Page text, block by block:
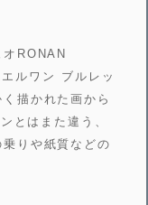
RONAN
ルワン ブルレッ
描かれた画から
とはまた違う、
りや紙質などの